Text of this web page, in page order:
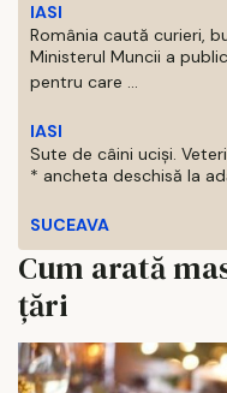
IASI
România caută curieri,
Ministerul Muncii a
pentru care ...
IASI
Sute de câini uciși.
* ancheta deschisă la
SUCEAVA
Cum arată
țări